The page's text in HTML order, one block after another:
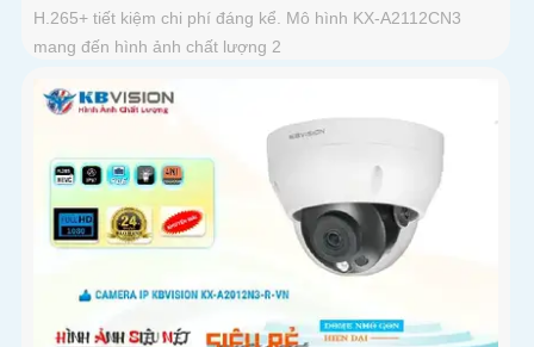
H.265+ tiết kiệm chi phí đáng kể. Mô hình KX-A2112CN3
mang đến hình ảnh chất lượng 2